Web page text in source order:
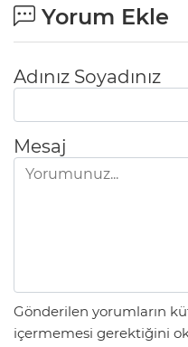
Yorum Ekle
Adınız Soyadınız
Mesaj
Gönderilen yorumların
içermemesi gerektiğini